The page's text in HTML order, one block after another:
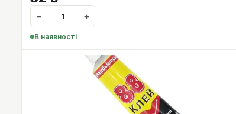
− +
В наявності